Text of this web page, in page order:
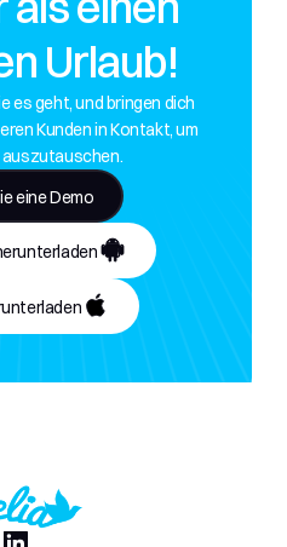
Urlaub!
es geht, und bringen dich
Kunden in Kontakt, um
eine Demo